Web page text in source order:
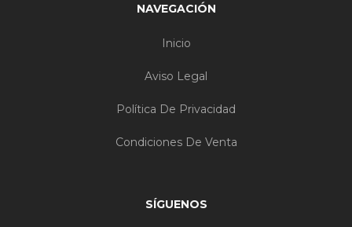
NAVEGACIÓN
Inicio
Aviso Legal
Política De Privacidad
Condiciones De Venta
SÍGUENOS